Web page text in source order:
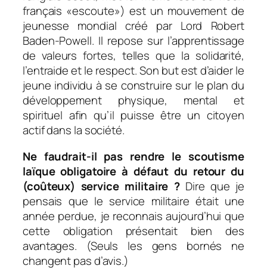
français «escoute») est un mouvement de
jeunesse mondial créé par Lord Robert
Baden-Powell. Il repose sur l’apprentissage
de valeurs fortes, telles que la solidarité,
l’entraide et le respect. Son but est d’aider le
jeune individu à se construire sur le plan du
développement physique, mental et
spirituel afin qu’il puisse être un citoyen
actif dans la société.
Ne faudrait-il pas rendre le scoutisme
laïque obligatoire à défaut du retour du
(coûteux) service militaire ? Dire que je
pensais que le service militaire était une
année perdue, je reconnais aujourd’hui que
cette obligation présentait bien des
avantages. (Seuls les gens bornés ne
changent pas d’avis.)